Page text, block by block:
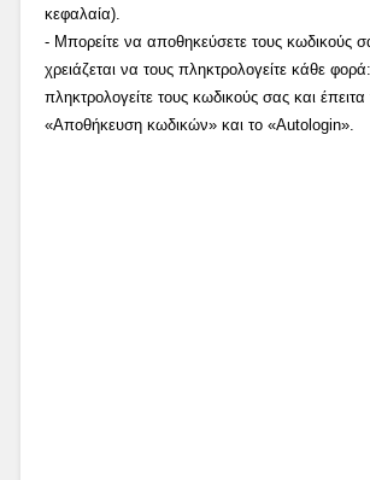
κεφαλαία).
- Μπορείτε να αποθηκεύσετε τους κωδικούς
χρειάζεται να τους πληκτρολογείτε κάθε
πληκτρολογείτε τους κωδικούς σας και έπειτα
«Αποθήκευση κωδικών» και το «Autologin».